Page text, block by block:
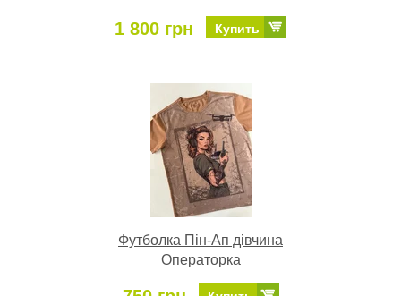
1 800 грн Купить
Футболка Пін-Ап дівчина
Операторка